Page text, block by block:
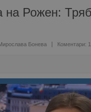
на Рожен:
Бонева Коментари: